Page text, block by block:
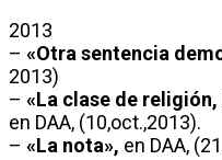
2013
– «Otra sentencia
2013)
– «La clase de
en DAA, (10,oct.,2013).
– «La nota», en DAA,